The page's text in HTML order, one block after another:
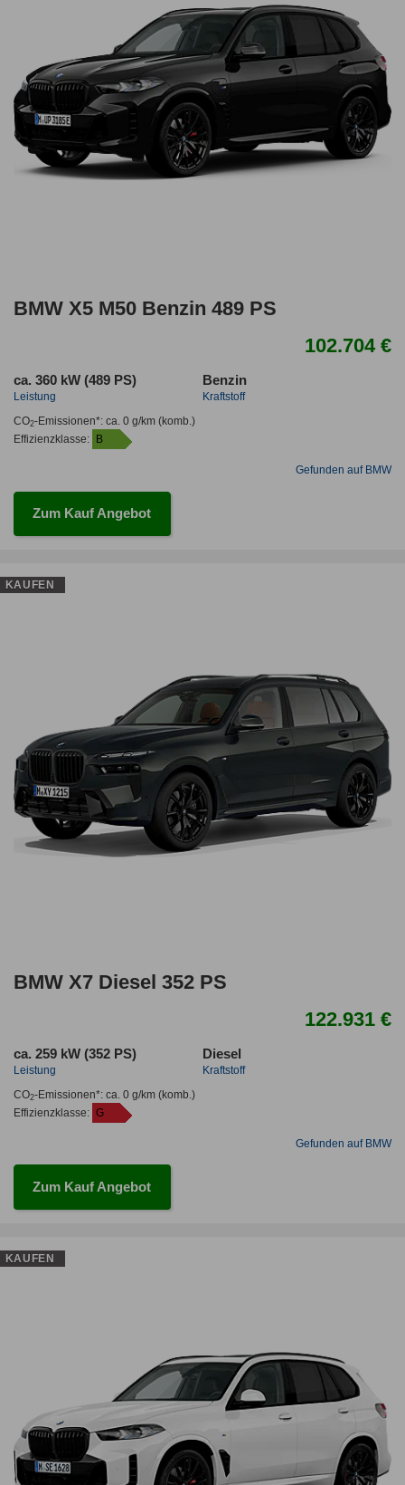
BMW X5 M50 Benzin 489 PS
102.704 €
ca. 360 kW (489 PS)
Leistung
Benzin
Kraftstoff
CO2-Emissionen*: ca. 0 g/km(komb.)
Effizienzklasse: B
Gefunden auf BMW
Zum Kauf Angebot
BMW X7 Diesel 352 PS
122.931 €
ca. 259 kW (352 PS)
Leistung
Diesel
Kraftstoff
CO2-Emissionen*: ca. 0 g/km(komb.)
Effizienzklasse: G
Gefunden auf BMW
Zum Kauf Angebot
KAUFEN
KAUFEN